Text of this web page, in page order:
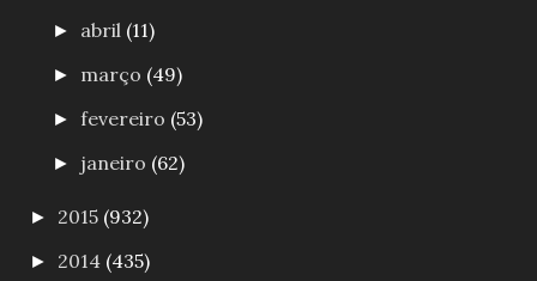
► abril (11)
► março (49)
►fevereiro (53)
► janeiro (62)
► 2015 (932)
► 2014 (435)